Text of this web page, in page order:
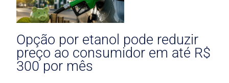
Opção por etanol pode reduzir
preço ao consumidor em até R$
300 por mês